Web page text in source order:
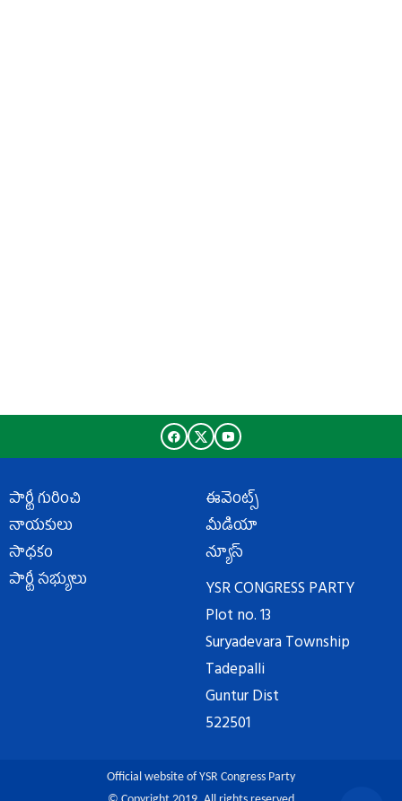
పార్టీ గురించి
నాయకులు
సాధకం
పార్టీ సభ్యులు
ఈవెంట్స్
మీడియా
న్యూస్
YSR CONGRESS PARTY
Plot no. 13
Suryadevara Township
Tadepalli
Guntur Dist
522501
Official website of YSR Congress Party